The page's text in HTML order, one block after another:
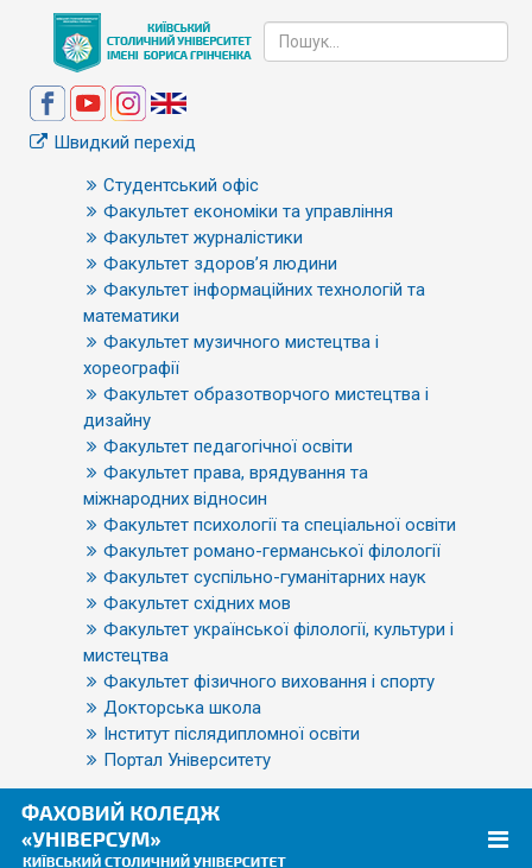
Швидкий перехід
Студентський офіс
Факультет економіки та управління
Факультет журналістики
Факультет здоров’я людини
Факультет інформаційних технологій та
математики
Факультет музичного мистецтва і
хореографії
Факультет образотворчого мистецтва і
дизайну
Факультет педагогічної освіти
Факультет права, врядування та
міжнародних відносин
Факультет психології та спеціальної освіти
Факультет романо-германської філології
Факультет суспільно-гуманітарних наук
Факультет східних мов
Факультет української філології, культури і
мистецтва
Факультет фізичного виховання і спорту
Докторська школа
Інститут післядипломної освіти
Портал Університету